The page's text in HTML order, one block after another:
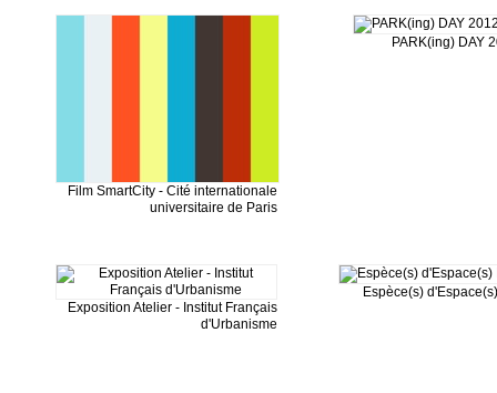
Film SmartCity - Cité internationale
universitaire de Paris
PARK(ing) DAY
Exposition Atelier - Institut Français
d'Urbanisme
Espèce(s)